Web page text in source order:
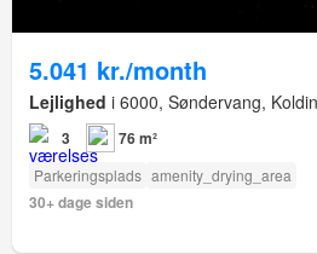
5.041 kr./month
Lejlighed i 6000, Søndervang,
3 76 m²
Parkeringsplads amenity_drying_area
30+ dage siden